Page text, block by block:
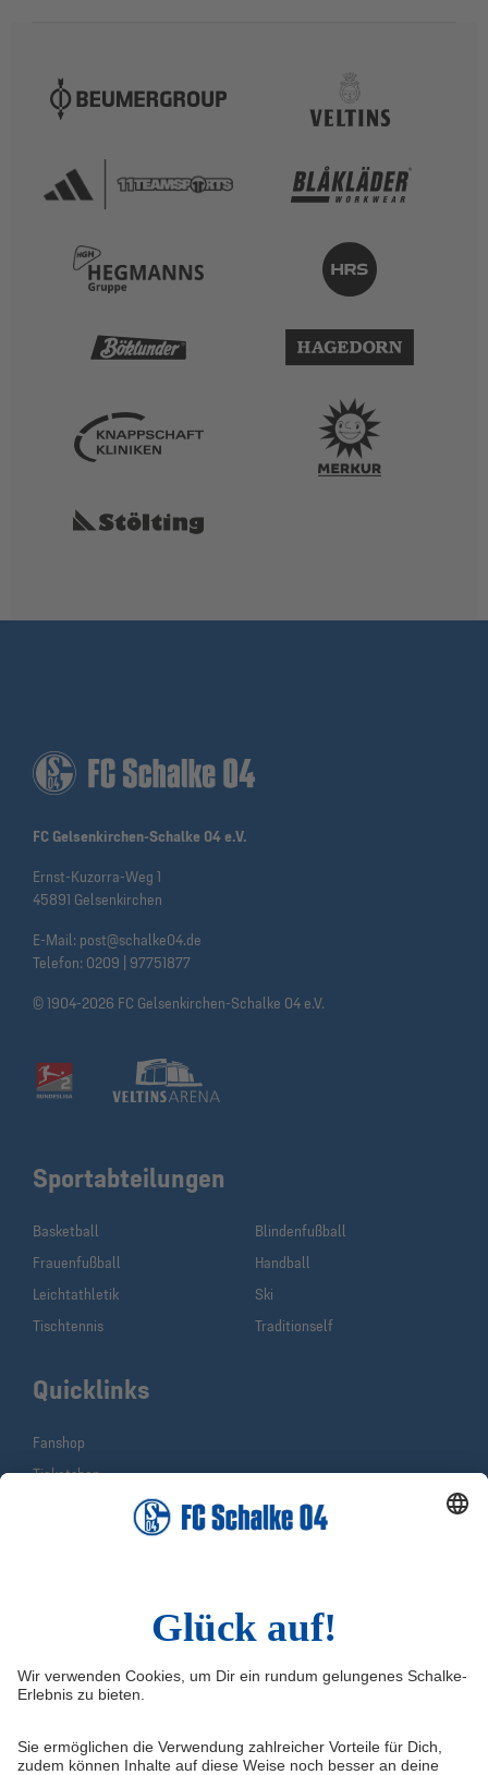
FC Gelsenkirchen-Schalke 04 e.V.
Ernst-Kuzorra-Weg 1
45891 Gelsenkirchen
E-Mail: post@schalke04.de
Telefon: 0209 | 97751877
© 1904-2026 FC Gelsenkirchen-Schalke 04 e.V.
Social Media
Facebook
Infos
Kontakt
Quicklinks
Fanshop
Ticketshop
Sportabteilungen
Basketball
Blindenfußball
Frauenfußball
Handball
Leichtathletik
Ski
Tischtennis
Traditionself